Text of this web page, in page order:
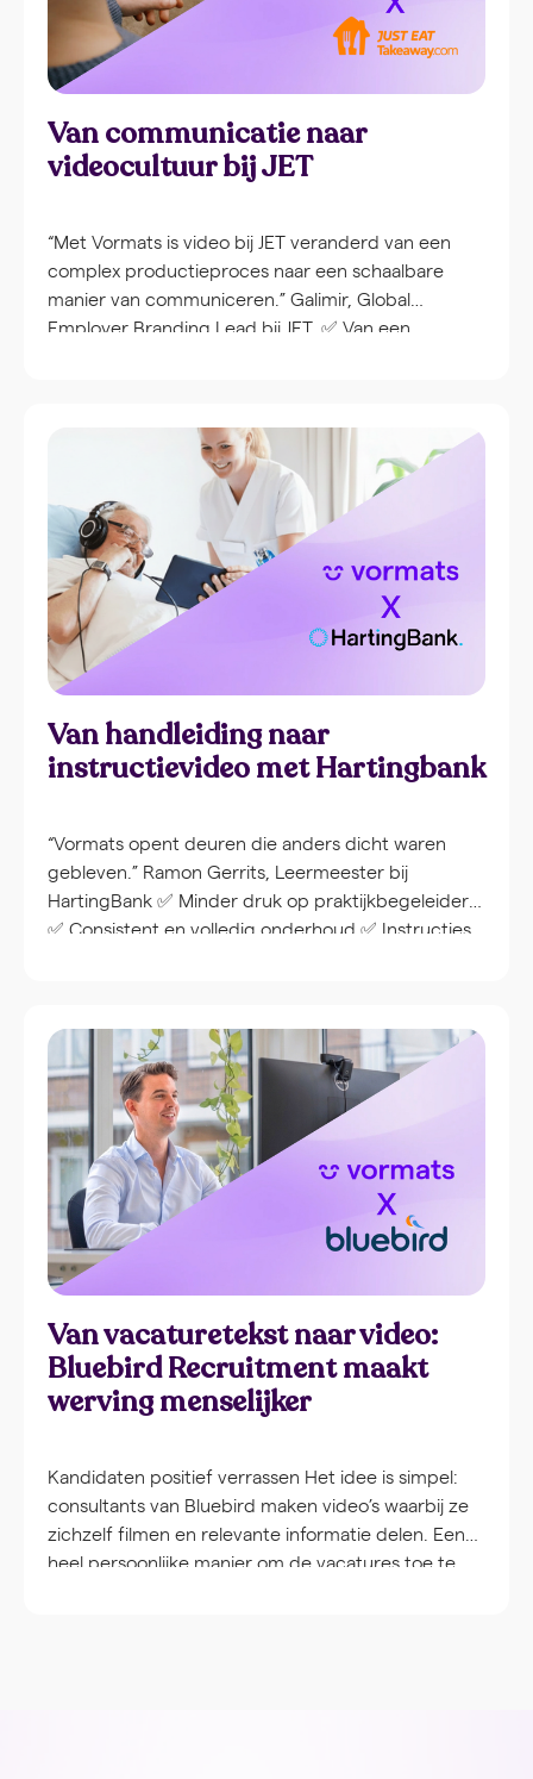
Van communicatie naar
videocultuur bij JET
“Met Vormats is video bij JET veranderd van een
complex productieproces naar een schaalbare
manier van communiceren.” Galimir, Global
Employer Branding Lead bij JET. ✅ Van een
ontspannen op beeld verschijnen ✅ Teams draaien
Van handleiding naar
instructievideo met Hartingbank
“Vormats opent deuren die anders dicht waren
gebleven.” Ramon Gerrits, Leermeester bij
HartingBank ✅ Minder druk op praktijkbegeleiders
✅ Consistent en volledig onderhoud ✅ Instructies
revalidatiehulpmiddelen die dagelijks worden
ingezet in zorginstellingen door heel Nederland.
Om […]
Van vacaturetekst naar video:
Bluebird Recruitment maakt
werving menselijker
Kandidaten positief verrassen Het idee is simpel:
consultants van Bluebird maken video’s waarbij ze
zichzelf filmen en relevante informatie delen. Een
heel persoonlijke manier om de vacatures toe te